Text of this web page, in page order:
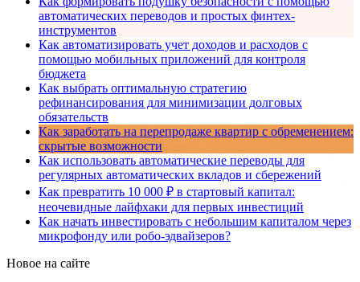
автоматических переводов и простых финтех-
инструментов
Как автоматизировать учет доходов и расходов с
помощью мобильных приложений для контроля
бюджета
Как выбрать оптимальную стратегию
рефинансирования для минимизации долговых
обязательств
Как заработать на перепродаже квартир с обременением:
скрытые возможности
Как использовать автоматические переводы для
регулярных автоматических вкладов и сбережений
Как превратить 10 000 ₽ в стартовый капитал:
неочевидные лайфхаки для первых инвестиций
Как начать инвестировать с небольшим капиталом через
микрофонду или робо-эдвайзеров?
Новое на сайте